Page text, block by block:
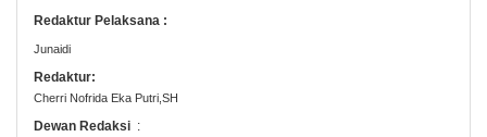
Redaktur Pelaksana :
Junaidi
Redaktur:
Cherri Nofrida Eka Putri,SH
Dewan Redaksi :